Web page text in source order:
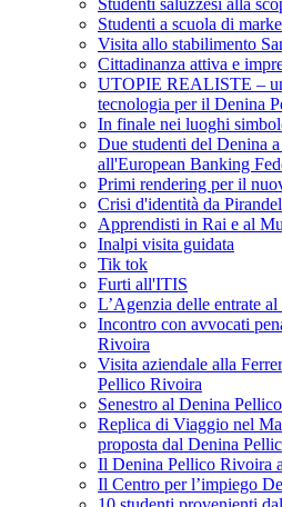
Studenti saluzzesi alla
Studenti a scuola di
Visita allo stabilimento
Cittadinanza attiva e
UTOPIE REALISTE –
tecnologia per il Denina
In finale nei luoghi
Due studenti del Denina
all'European Banking
Primi rendering per il
Crisi d'identità da
Apprendisti in Rai e al
Inalpi visita guidata
Tik tok
Furti all'ITIS
L’Agenzia delle entrate
Incontro con avvocati
Rivoira
Visita aziendale alla
Pellico Rivoira
Senestro al Denina
Replica di Viaggio nel
proposta dal Denina
Il Denina Pellico Rivoira
Il Centro per l’impiego